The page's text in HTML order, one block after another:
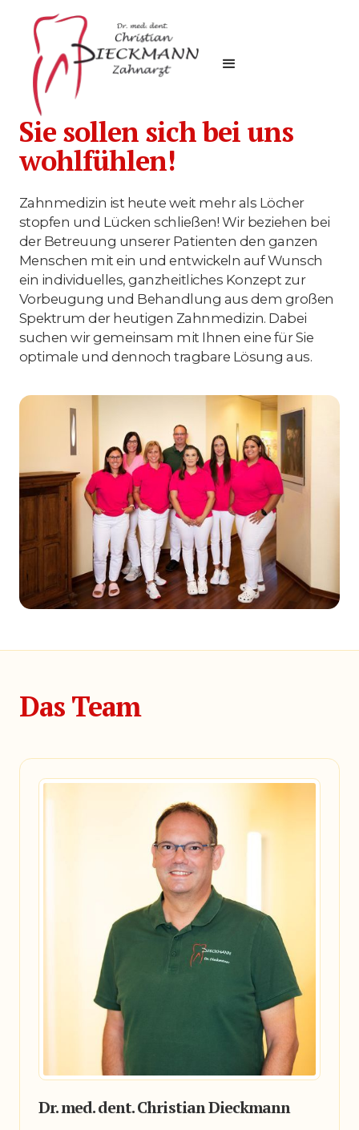
Sie sollen sich bei uns
wohlfühlen!
Zahnmedizin ist heute weit mehr als Löcher
stopfen und Lücken schließen! Wir beziehen bei
der Betreuung unserer Patienten den ganzen
Menschen mit ein und entwickeln auf Wunsch
ein individuelles, ganzheitliches Konzept zur
Vorbeugung und Behandlung aus dem großen
Spektrum der heutigen Zahnmedizin. Dabei
suchen wir gemeinsam mit Ihnen eine für Sie
optimale und dennoch tragbare Lösung aus.
Das Team
Dr. med. dent. Christian Dieckmann